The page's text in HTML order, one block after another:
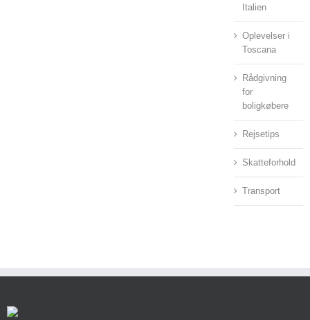
Italien
Oplevelser i
Toscana
Rådgivning
for
boligkøbere
Rejsetips
Skatteforhold
Transport